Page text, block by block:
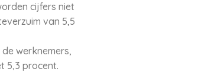
cijfers niet
van 5,5
werknemers,
5,3 procent.